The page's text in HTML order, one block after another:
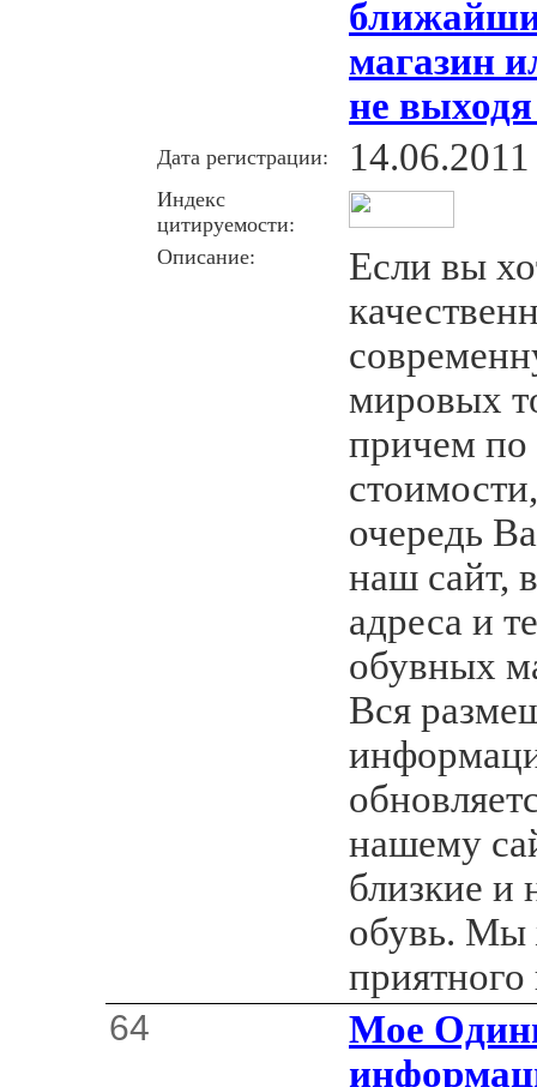
магазин
не
Дата регистрации: 14.06.2011
Индекс
цитируемости:
Описание:
Если вы
мировых
причем
очередь
наш сайт,
адреса и
обувных
Вся
нашему
близкие и
обувь. Мы
64
Мое